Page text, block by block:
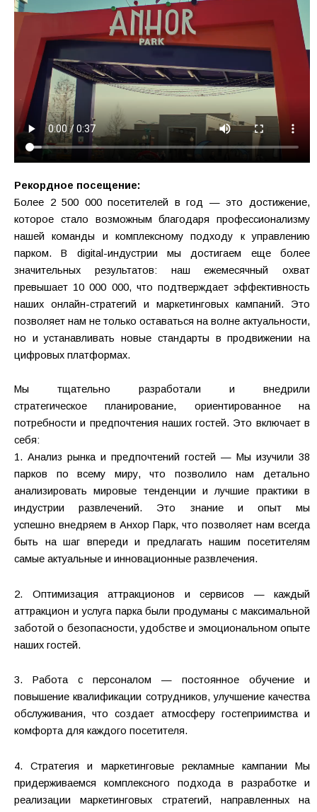
Рекордное посещение:
Более 2 500 000 посетителей в год — это достижение,
которое стало возможным благодаря профессионализму
нашей команды и комплексному подходу к управлению
парком. В digital-индустрии мы достигаем еще более
значительных результатов: наш ежемесячный охват
превышает 10 000 000, что подтверждает эффективность
наших онлайн-стратегий и маркетинговых кампаний. Это
позволяет нам не только оставаться на волне актуальности,
но и устанавливать новые стандарты в продвижении на
цифровых платформах.
Мы тщательно разработали и внедрили
стратегическоепланирование, ориентированное на
потребности и предпочтения наших гостей. Это включает в
себя:
1. Анализ рынка и предпочтений гостей — Мы изучили 38
парков по всему миру, что позволило нам детально
анализировать мировые тенденции илучшие практики в
индустрии развлечений. Это знание и опыт мы
успешно внедряем в Анхор Парк, что позволяет нам всегда
быть на шаг впереди и предлагать нашим посетителям
самые актуальные и инновационные развлечения.
2. Оптимизация аттракционов и сервисов — каждый
аттракцион и услуга парка были продуманы с максимальной
заботой о безопасности, удобстве и эмоциональном опыте
наших гостей.
3. Работа с персоналом — постоянное обучение и
повышение квалификации сотрудников, улучшение качества
обслуживания, что создает атмосферу гостеприимства и
комфорта для каждого посетителя.
4. Стратегия и маркетинговые рекламные кампании Мы
придерживаемся комплексного подхода в разработке и
реализации маркетинговых стратегий, направленных на